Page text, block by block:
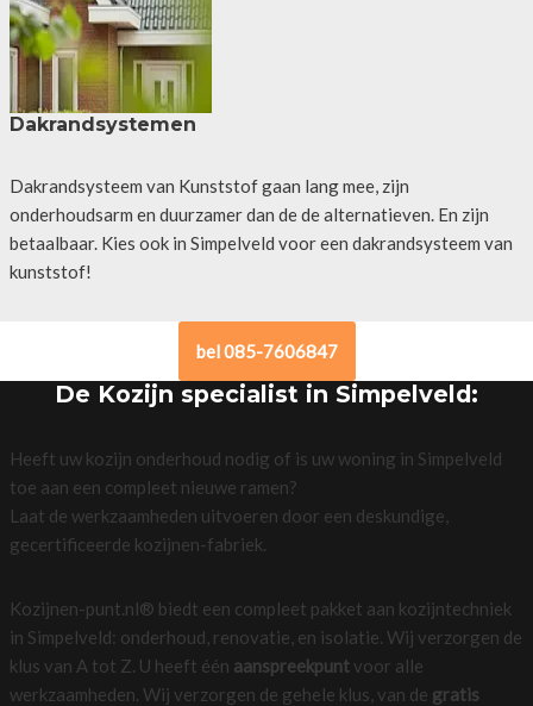
Dakrandsystemen
Dakrandsysteem van Kunststof gaan lang mee, zijn
onderhoudsarm en duurzamer dan de de alternatieven. En zijn
betaalbaar. Kies ook in Simpelveld voor een dakrandsysteem van
kunststof!
bel 085-7606847
De Kozijn specialist in Simpelveld:
Heeft uw kozijn onderhoud nodig of is uw woning in Simpelveld
toe aan een compleet nieuwe ramen?
Laat de werkzaamheden uitvoeren door een deskundige,
gecertificeerde kozijnen-fabriek.
Kozijnen-punt.nl® biedt een compleet pakket aan kozijntechniek
in Simpelveld: onderhoud, renovatie, en isolatie. Wij verzorgen de
klus van A tot Z. U heeft één aanspreekpuntvoor alle
werkzaamheden. Wij verzorgen de gehele klus, van de gratis